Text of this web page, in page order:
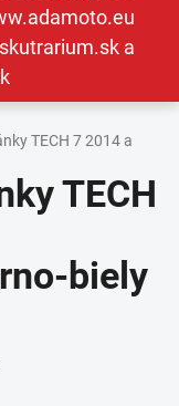
a
TECH 7 2014 a
TECH
biely